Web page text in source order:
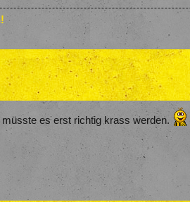
es erst richtig krass werden.